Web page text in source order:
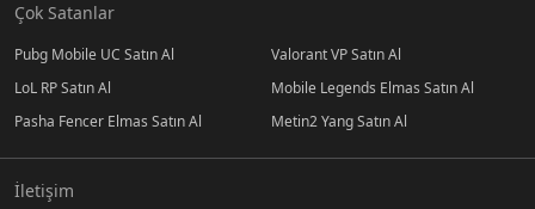
Çok Satanlar
Pubg Mobile UC Satın Al
Valorant VP Satın Al
LoL RP Satın Al
Mobile Legends Elmas Satın Al
Pasha Fencer Elmas Satın Al
Metin2 Yang Satın Al
İletişim